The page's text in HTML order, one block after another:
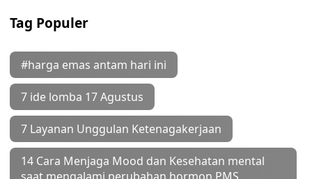
Tag Populer
#harga emas antam hari ini
7 ide lomba 17 Agustus
7 Layanan Unggulan Ketenagakerjaan
14 Cara Menjaga Mood dan Kesehatan mental